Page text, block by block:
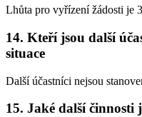
Lhůta pro vyřízení žádosti je
14. Kteří jsou další
situace
Další účastníci nejsou
15. Jaké další činnosti